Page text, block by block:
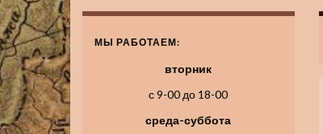
МЫ РАБОТАЕМ:
вторник
с 9-00 до 18-00
среда-суббота